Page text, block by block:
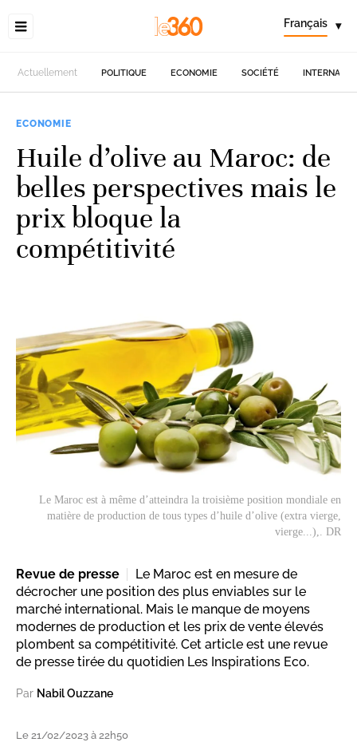
Français ▾
Actuellement POLITIQUE ECONOMIE SOCIÉTÉ
ECONOMIE
Huile d’olive au Maroc: de
belles perspectives mais le
prix bloque la
compétitivité
Le Maroc est à même d’atteindra la troisième position mondiale en
matière de production de tous types d’huile d’olive (extra vierge,
vierge...),. DR
Revue de presse
Le Maroc est en mesure de
décrocher une position des plus enviables sur le
marché international. Mais le manque de moyens
modernes de production et les prix de vente élevés
plombent sa compétitivité. Cet article est une revue
de presse tirée du quotidien Les Inspirations Eco.
Par Nabil Ouzzane
Le 21/02/2023 à 22h50